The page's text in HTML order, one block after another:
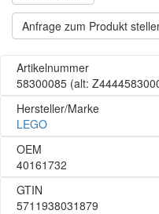
Anfrage zum Produkt
Artikelnummer
58300085 (alt:
Hersteller/Marke
LEGO
OEM
40161732
GTIN
5711938031879